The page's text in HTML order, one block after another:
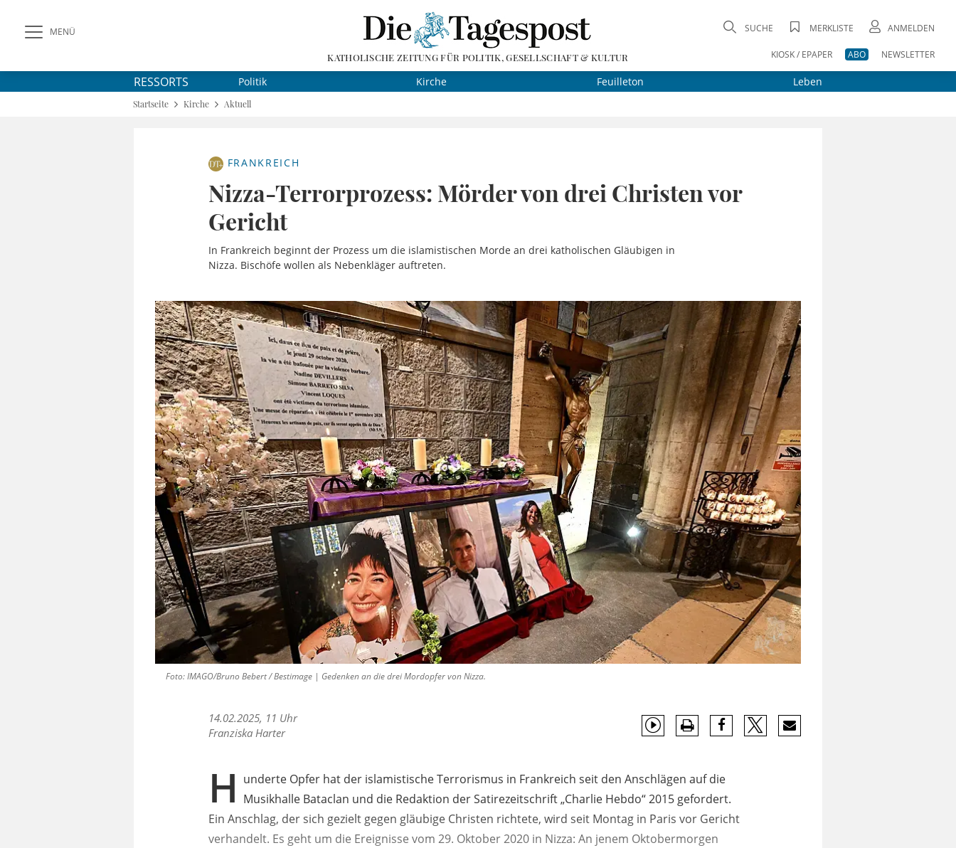
MENÜ
KATHOLISCHE ZEITUNG FÜR POLITIK, GESELLSCHAFT & KULTUR
SUCHE MERKLISTE ANMELDEN
KIOSK / EPAPER ABO NEWSLETTER
RESSORTS Politik Kirche Feuilleton Leben
Startseite Kirche Aktuell
FRANKREICH
Nizza-Terrorprozess: Mörder von drei Christen vor
Gericht
In Frankreich beginnt der Prozess um die islamistischen Morde an drei katholischen Gläubigen in
Nizza. Bischöfe wollen als Nebenkläger auftreten.
Foto: IMAGO/Bruno Bebert / Bestimage | Gedenken an die drei Mordopfer von Nizza.
14.02.2025, 11 Uhr
Franziska Harter
H underte Opfer hat der islamistische Terrorismus in Frankreich seit den Anschlägen auf die
Musikhalle Bataclan und die Redaktion der Satirezeitschrift „Charlie Hebdo“ 2015 gefordert.
Ein Anschlag, der sich gezielt gegen gläubige Christen richtete, wird seit Montag in Paris vor Gericht
verhandelt. Es geht um die Ereignisse vom 29. Oktober 2020 in Nizza: An jenem Oktobermorgen